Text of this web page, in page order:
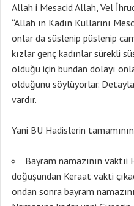
Allah i Mesacid Allah, Vel
“Allah ın Kadın Kullarını
onlar da süslenip püslenip
kızlar genç kadınlar sürekli
olduğu için bundan dolayı
olduğunu söylüyorlar.
vardır.
Yani BU Hadislerin
Bayram namazının vaktıi
doğuşundan Keraat vakti
ondan sonra bayram